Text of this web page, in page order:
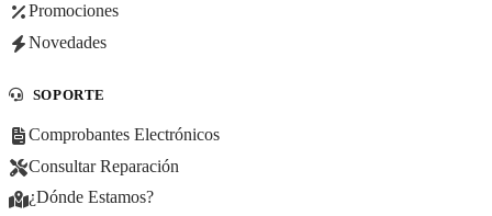
Promociones
Novedades
SOPORTE
Comprobantes Electrónicos
Consultar Reparación
¿Dónde Estamos?